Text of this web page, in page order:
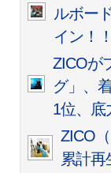
ルボー
イン！！
ZICOが
グ」、
1位、底
ZICO
累計再